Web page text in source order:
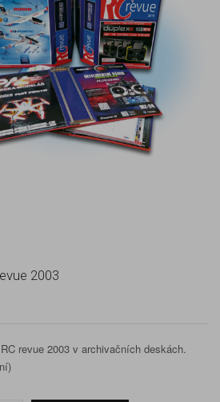
2003
revue 2003 v archivačních deskách.